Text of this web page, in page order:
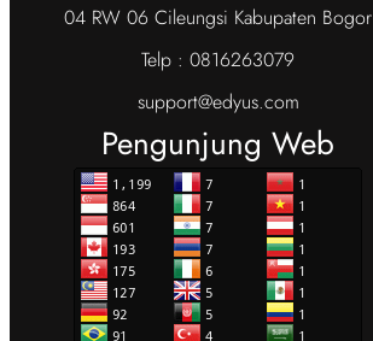
04 RW 06 Cileungsi Kabupaten Bogor
Telp : 0816263079
support@edyus.com
Pengunjung Web